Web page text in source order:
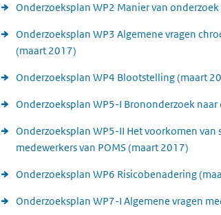
Onderzoeksplan WP2 Manier van
Onderzoeksplan WP3 Algemene vragen
(maart 2017)
Onderzoeksplan WP4 Blootstelling (maart
Onderzoeksplan WP5-I Brononderzoek
Onderzoeksplan WP5-II Het voorkomen
medewerkers van POMS (maart 2017)
Onderzoeksplan WP6 Risicobenadering
Onderzoeksplan WP7-I Algemene vragen